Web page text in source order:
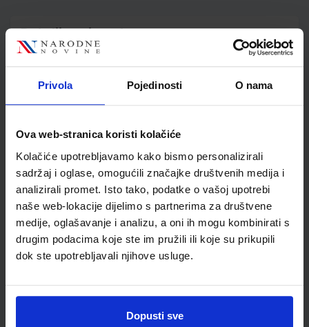
Privola Pojedinosti O nama
Ova web-stranica koristi kolačiće
Kolačiće upotrebljavamo kako bismo personalizirali
sadržaj i oglase, omogućili značajke društvenih medija i
analizirali promet. Isto tako, podatke o vašoj upotrebi
naše web-lokacije dijelimo s partnerima za društvene
medije, oglašavanje i analizu, a oni ih mogu kombinirati s
drugim podacima koje ste im pružili ili koje su prikupili
dok ste upotrebljavali njihove usluge.
Dopusti sve
Detalji proizvoda
Šifra proizvoda
Newsletter prijava
Prijavite se kako bi primali informacije o novim
proizvodima i uslugama, akcijama i drugim
pogodnostima